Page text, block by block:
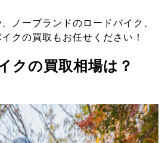
ノーブランドのロードバイク、
クの買取もお任せください！
クの買取相場は？